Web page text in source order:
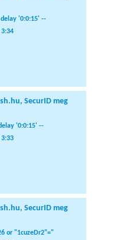
'0:0:15' --
SecurID meg
'0:0:15' --
SecurID meg
or "1cuzeDr2"="